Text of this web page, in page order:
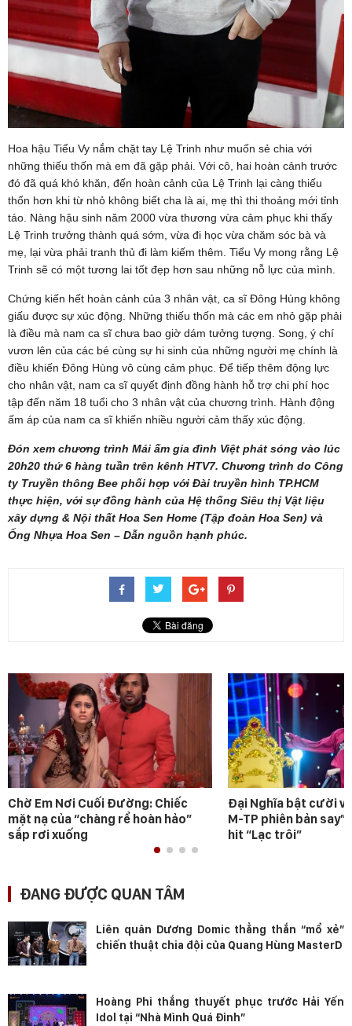
Hoa hậu Tiểu Vy nắm chặt tay Lệ Trinh như muốn sẻ chia với
những thiếu thốn mà em đã gặp phải. Với cô, hai hoàn cảnh trước
đó đã quá khó khăn, đến hoàn cảnh của Lệ Trinh lại càng thiếu
thốn hơn khi từ nhỏ không biết cha là ai, mẹ thì thi thoảng mới tỉnh
táo. Nàng hậu sinh năm 2000 vừa thương vừa cảm phục khi thấy
Lệ Trinh trưởng thành quá sớm, vừa đi học vừa chăm sóc bà và
mẹ, lại vừa phải tranh thủ đi làm kiếm thêm. Tiểu Vy mong rằng Lệ
Trinh sẽ có một tương lai tốt đẹp hơn sau những nỗ lực của mình.
Chứng kiến hết hoàn cảnh của 3 nhân vật, ca sĩ Đông Hùng không
giấu được sự xúc động. Những thiếu thốn mà các em nhỏ gặp phải
là điều mà nam ca sĩ chưa bao giờ dám tưởng tượng. Song, ý chí
vươn lên của các bé cùng sự hi sinh của những người mẹ chính là
điều khiến Đông Hùng vô cùng cảm phục. Để tiếp thêm động lực
cho nhân vật, nam ca sĩ quyết định đồng hành hỗ trợ chi phí học
tập đến năm 18 tuổi cho 3 nhân vật của chương trình. Hành động
ấm áp của nam ca sĩ khiến nhiều người cảm thấy xúc động.
Đón xem chương trình Mái ấm gia đình Việt phát sóng vào lúc
20h20 thứ 6 hàng tuần trên kênh HTV7. Chương trình do Công
ty Truyền thông Bee phối hợp với Đài truyền hình TP.HCM
thực hiện, với sự đồng hành của Hệ thống Siêu thị Vật liệu
xây dựng & Nội thất Hoa Sen Home (Tập đoàn Hoa Sen) và
Ống Nhựa Hoa Sen – Dẫn nguồn hạnh phúc.
Chờ Em Nơi Cuối Đường: Chiếc
mặt nạ của “chàng rể hoàn hảo”
sắp rơi xuống
Đại Nghĩa bật cười
M-TP phiên bản say”
hit “Lạc trôi”
ĐANG ĐƯỢC QUAN TÂM
Liên quân Dương Domic thẳng thắn “mổ xẻ”
chiến thuật chia đội của Quang Hùng MasterD
Hoàng Phi thắng thuyết phục trước Hải Yến
Idol tại “Nhà Mình Quá Đỉnh”